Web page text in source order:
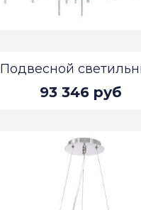
Подвесной
93 346 руб